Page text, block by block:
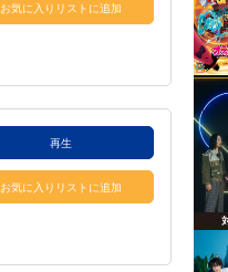
お気に入りリストに追加
再生
お気に入りリストに追加